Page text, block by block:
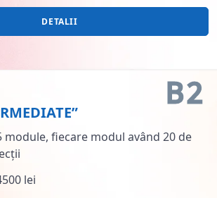
DETALII
module, fiecare modul având 20 de
lei
B2